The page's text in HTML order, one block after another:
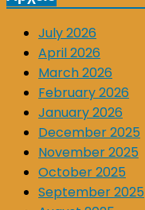
July 2026
April 2026
March 2026
February 2026
January 2026
December 2025
November 2025
October 2025
September 2025